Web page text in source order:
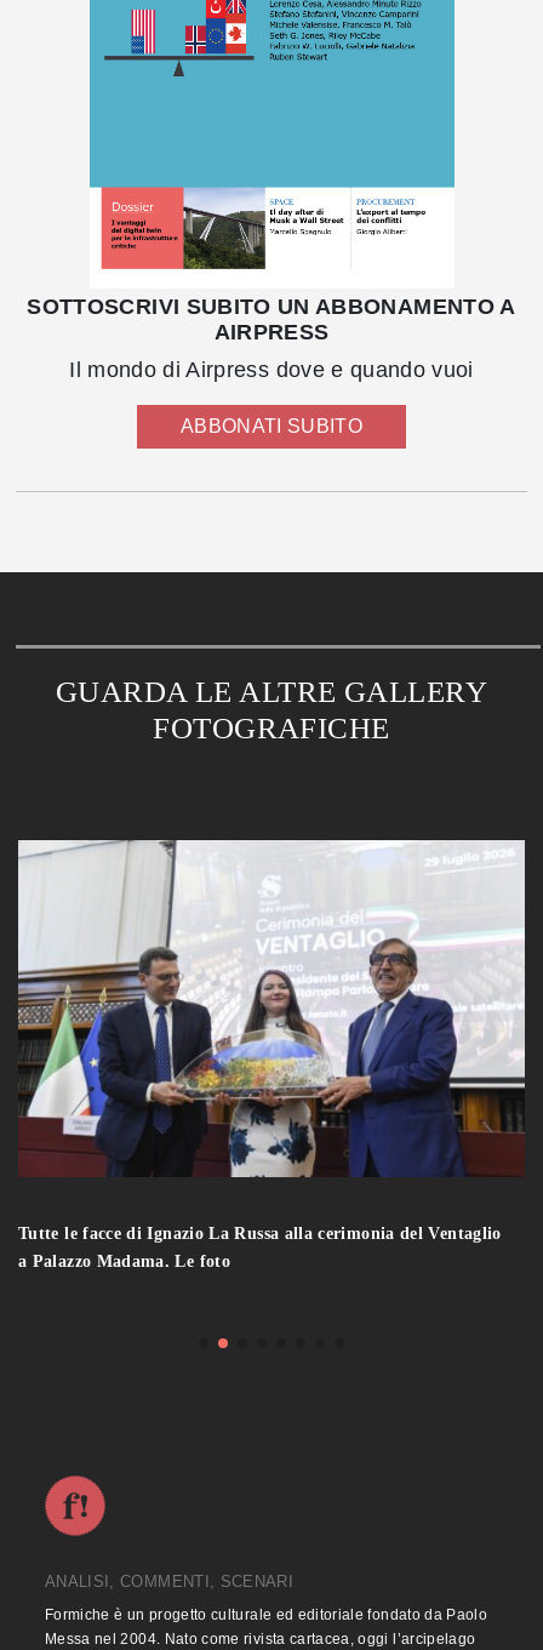
SOTTOSCRIVI SUBITO UN ABBONAMENTO A
AIRPRESS
Il mondo di Airpress dove e quando vuoi
ABBONATI SUBITO
GUARDA LE ALTRE GALLERY
FOTOGRAFICHE
Tutte le facce di Ignazio La Russa alla cerimonia del Ventaglio
a Palazzo Madama. Le foto
ANALISI, COMMENTI, SCENARI
Formiche è un progetto culturale ed editoriale fondato da Paolo
Messa nel 2004. Nato come rivista cartacea, oggi l’arcipelago